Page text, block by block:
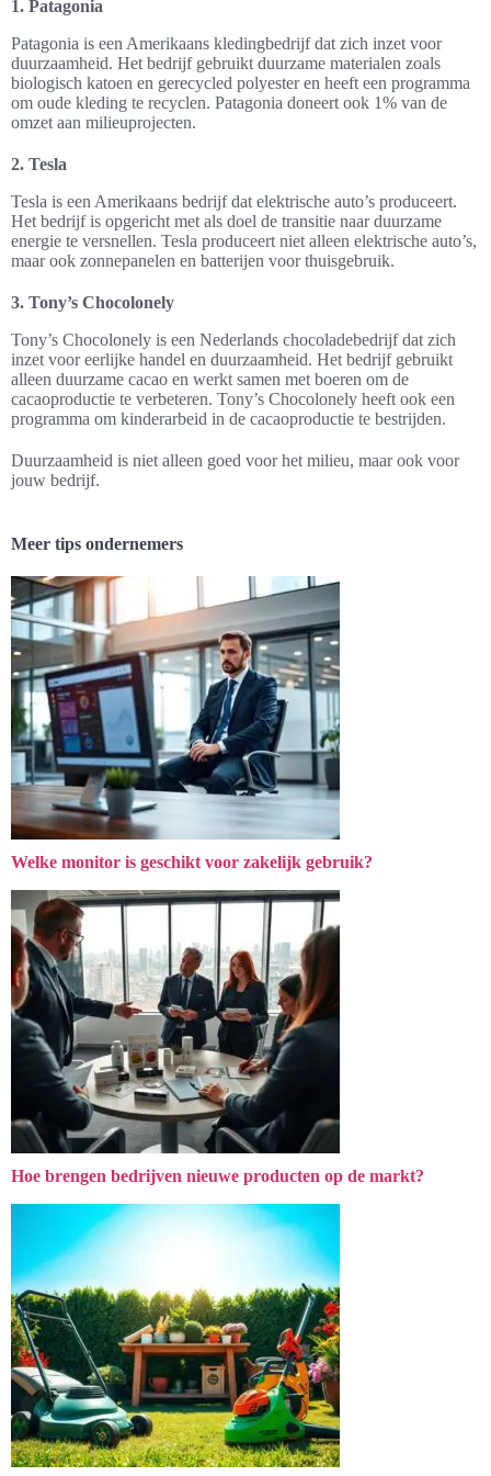
1. Patagonia
Patagonia is een Amerikaans kledingbedrijf dat zich inzet voor
duurzaamheid. Het bedrijf gebruikt duurzame materialen zoals
biologisch katoen en gerecycled polyester en heeft een programma
om oude kleding te recyclen. Patagonia doneert ook 1% van de
omzet aan milieuprojecten.
2. Tesla
Tesla is een Amerikaans bedrijf dat elektrische auto’s produceert.
Het bedrijf is opgericht met als doel de transitie naar duurzame
energie te versnellen. Tesla produceert niet alleen elektrische auto’s,
maar ook zonnepanelen en batterijen voor thuisgebruik.
3. Tony’s Chocolonely
Tony’s Chocolonely is een Nederlands chocoladebedrijf dat zich
inzet voor eerlijke handel en duurzaamheid. Het bedrijf gebruikt
alleen duurzame cacao en werkt samen met boeren om de
cacaoproductie te verbeteren. Tony’s Chocolonely heeft ook een
programma om kinderarbeid in de cacaoproductie te bestrijden.
Duurzaamheid is niet alleen goed voor het milieu, maar ook voor
jouw bedrijf.
Meer tips ondernemers
Welke monitor is geschikt voor zakelijk gebruik?
Hoe brengen bedrijven nieuwe producten op de markt?